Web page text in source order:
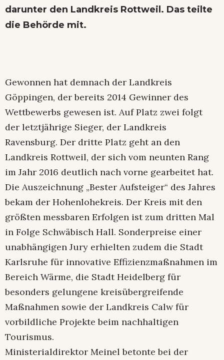
darunter den Landkreis Rottweil. Das teilte
die Behörde mit.
Gewonnen hat demnach der Landkreis
Göppingen, der bereits 2014 Gewinner des
Wettbewerbs gewesen ist. Auf Platz zwei folgt
der letztjährige Sieger, der Landkreis
Ravensburg. Der dritte Platz geht an den
Landkreis Rottweil, der sich vom neunten Rang
im Jahr 2016 deutlich nach vorne gearbeitet hat.
Die Auszeichnung „Bester Aufsteiger“ des Jahres
bekam der Hohenlohekreis. Der Kreis mit den
größten messbaren Erfolgen ist zum dritten Mal
in Folge Schwäbisch Hall. Sonderpreise einer
unabhängigen Jury erhielten zudem die Stadt
Karlsruhe für innovative Effizienzmaßnahmen im
Bereich Wärme, die Stadt Heidelberg für
besonders gelungene kreisübergreifende
Maßnahmen sowie der Landkreis Calw für
vorbildliche Projekte beim nachhaltigen
Tourismus.
Ministerialdirektor Meinel betonte bei der